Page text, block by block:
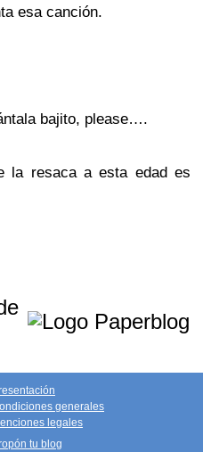
esa canción.
bajito, please….
resaca a esta edad es
generales
legales
tu blog